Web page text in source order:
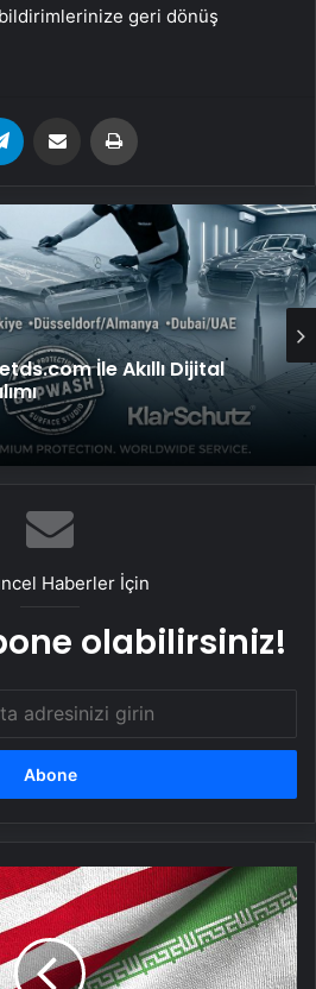
geri dönüş
Email'den paylaş
İle Akıllı Dijital
Haberler İçin
olabilirsiniz!